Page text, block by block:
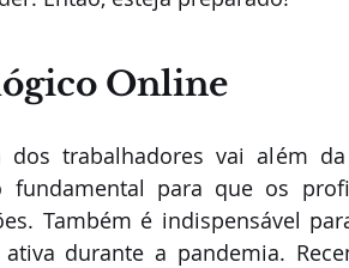
Online
trabalhadores vai além
para que os
Também é indispensável
durante a pandemia.